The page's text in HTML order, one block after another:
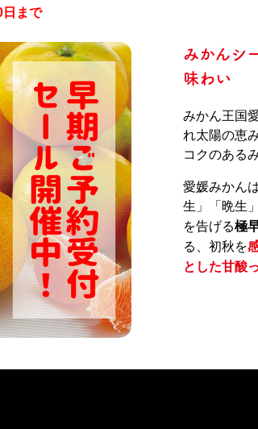
日まで
みかんシ
味わい
みかん王国
れ太陽の恵
コクのある
愛媛みかん
生」「晩生
を告げる極
る、初秋を
とした甘酸